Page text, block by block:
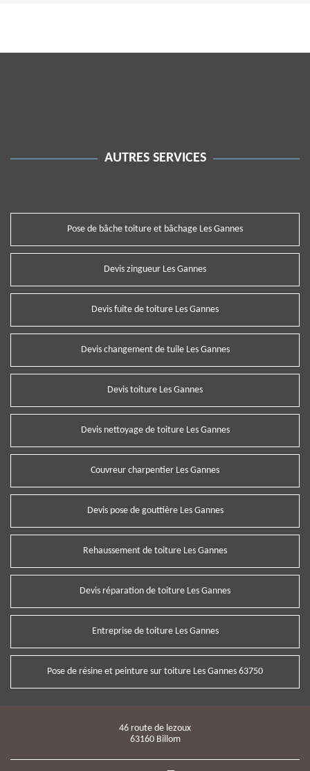
AUTRES SERVICES
Pose de bâche toiture et bâchage Les Gannes
Devis zingueur Les Gannes
Devis fuite de toiture Les Gannes
Devis changement de tuile Les Gannes
Devis toiture Les Gannes
Devis nettoyage de toiture Les Gannes
Couvreur charpentier Les Gannes
Devis pose de gouttière Les Gannes
Rehaussement de toiture Les Gannes
Devis réparation de toiture Les Gannes
Entreprise de toiture Les Gannes
Pose de résine et peinture sur toiture Les Gannes 63750
46 route de lezoux
63160 Billom